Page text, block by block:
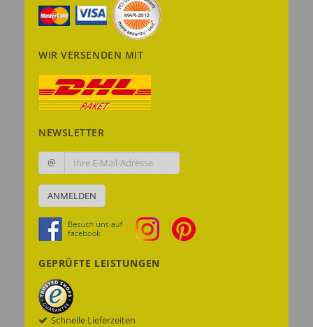
WIR VERSENDEN MIT
NEWSLETTER
@
ANMELDEN
GEPRÜFTE LEISTUNGEN
Schnelle Lieferzeiten